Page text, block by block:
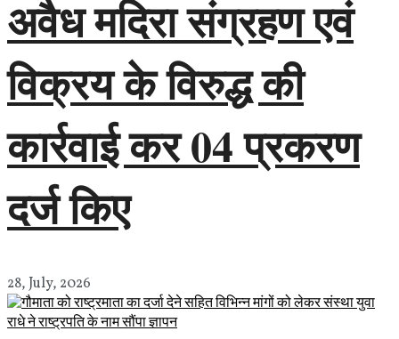
अवैध मदिरा संग्रहण एवं
विक्रय के विरुद्ध की
कार्रवाई कर 04 प्रकरण
दर्ज किए
28, July, 2026